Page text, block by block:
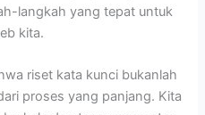
langkah yang tepat untuk
kita.
riset kata kunci bukanlah
proses yang panjang. Kita